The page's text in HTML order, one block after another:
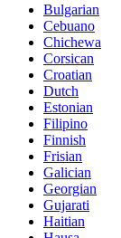
Bulgarian
Cebuano
Chichewa
Corsican
Croatian
Dutch
Estonian
Filipino
Finnish
Frisian
Galician
Georgian
Gujarati
Haitian